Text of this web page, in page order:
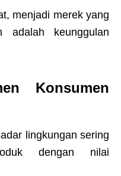
menjadi merek yang
adalah keunggulan
Konsumen
lingkungan sering
dengan nilai